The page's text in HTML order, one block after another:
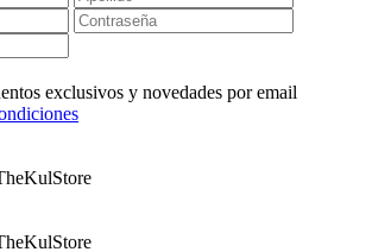
exclusivos y novedades por email